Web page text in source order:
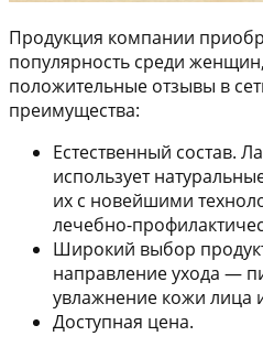
Продукция компании
популярность среди
положительные отзывы в
преимущества:
Естественный состав.
использует
их с новейшими
лечебно-
Широкий выбор
направление ухода —
увлажнение кожи лица
Доступная цена.